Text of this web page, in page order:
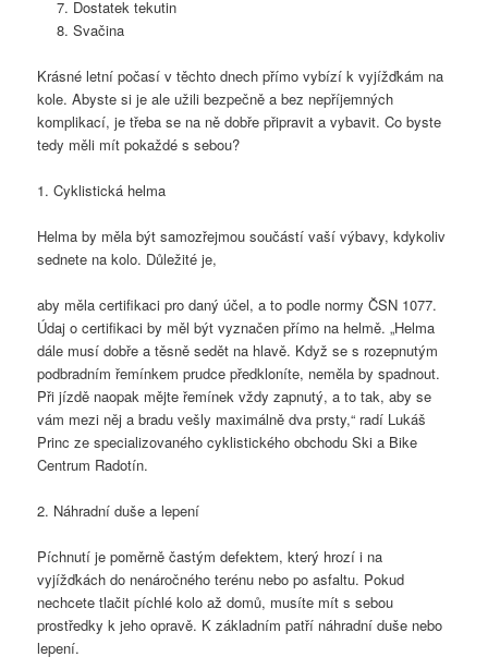
Dostatek tekutin
Svačina
Krásné letní počasí v těchto dnech přímo vybízí k vyjížďkám na
kole. Abyste si je ale užili bezpečně a bez nepříjemných
komplikací, je třeba se na ně dobře připravit a vybavit. Co byste
tedy měli mít pokaždé s sebou?
1. Cyklistická helma
Helma by měla být samozřejmou součástí vaší výbavy, kdykoliv
sednete na kolo. Důležité je,
aby měla certifikaci pro daný účel, a to podle normy ČSN 1077.
Údaj o certifikaci by měl být vyznačen přímo na helmě. „Helma
dále musí dobře a těsně sedět na hlavě. Když se s rozepnutým
podbradním řemínkem prudce předkloníte, neměla by spadnout.
Při jízdě naopak mějte řemínek vždy zapnutý, a to tak, aby se
vám mezi něj a bradu vešly maximálně dva prsty,“ radí Lukáš
Princ ze specializovaného cyklistického obchodu Ski a Bike
Centrum Radotín.
2. Náhradní duše a lepení
Píchnutí je poměrně častým defektem, který hrozí i na
vyjížďkách do nenáročného terénu nebo po asfaltu. Pokud
nechcete tlačit píchlé kolo až domů, musíte mít s sebou
prostředky k jeho opravě. K základním patří náhradní duše nebo
lepení.